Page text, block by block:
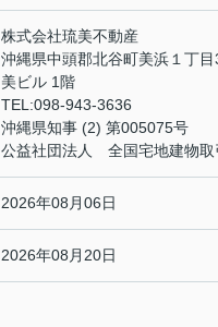
株式会社琉美不動産
沖縄県中頭郡北谷町美浜１丁
美ビル 1階
TEL:098-943-3636
沖縄県知事 (2) 第005075号
公益社団法人 全国宅地建物取
2026年08月06日
2026年08月20日